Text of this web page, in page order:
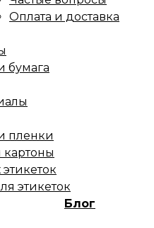
Оплата и доставка
бумага
пленки
этикеток
Блог